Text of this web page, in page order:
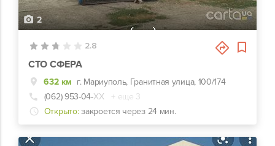
2
2.8
СТО СФЕРА
632 км г. Мариуполь, Гранитная улица, 100/174
(062) 953-04-ХХ
+ еще 3
Открыто: закроется через 24 мин.